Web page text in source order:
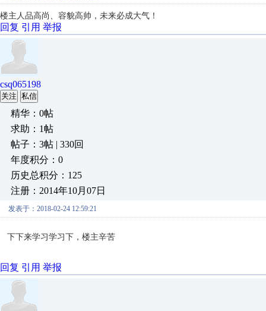
楼主人品高尚、容貌高帅，未来必成大气！
回复 引用 举报
csq065198
关注 私信
精华：0帖
求助：1帖
帖子：3帖 | 330回
年度积分：0
历史总积分：125
注册：2014年10月07日
发表于：2018-02-24 12:59:21
下下来学习学习下，楼主辛苦
回复 引用 举报